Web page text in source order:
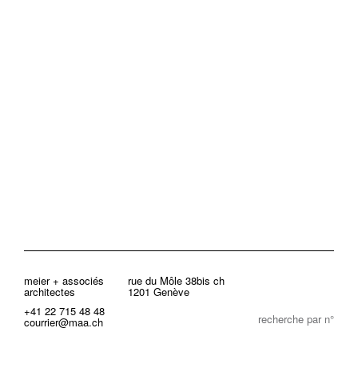
meier + associés
architectes
rue du Môle 38bis ch
1201 Genève
+41 22 715 48 48
courrier@maa.ch recherche par n°